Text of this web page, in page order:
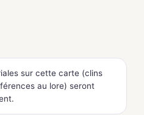
sur cette carte (clins
au lore) seront